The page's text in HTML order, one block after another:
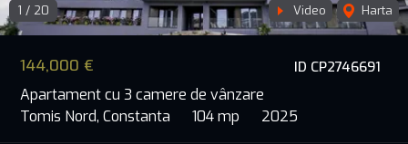
ID CP2746691
144,000 €
Apartament cu 3 camere de vânzare
Tomis Nord, Constanta
104 mp 2025
1 / 20 Video Harta